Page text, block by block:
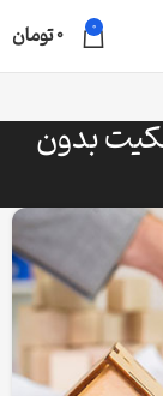
0
0تومان
بدون